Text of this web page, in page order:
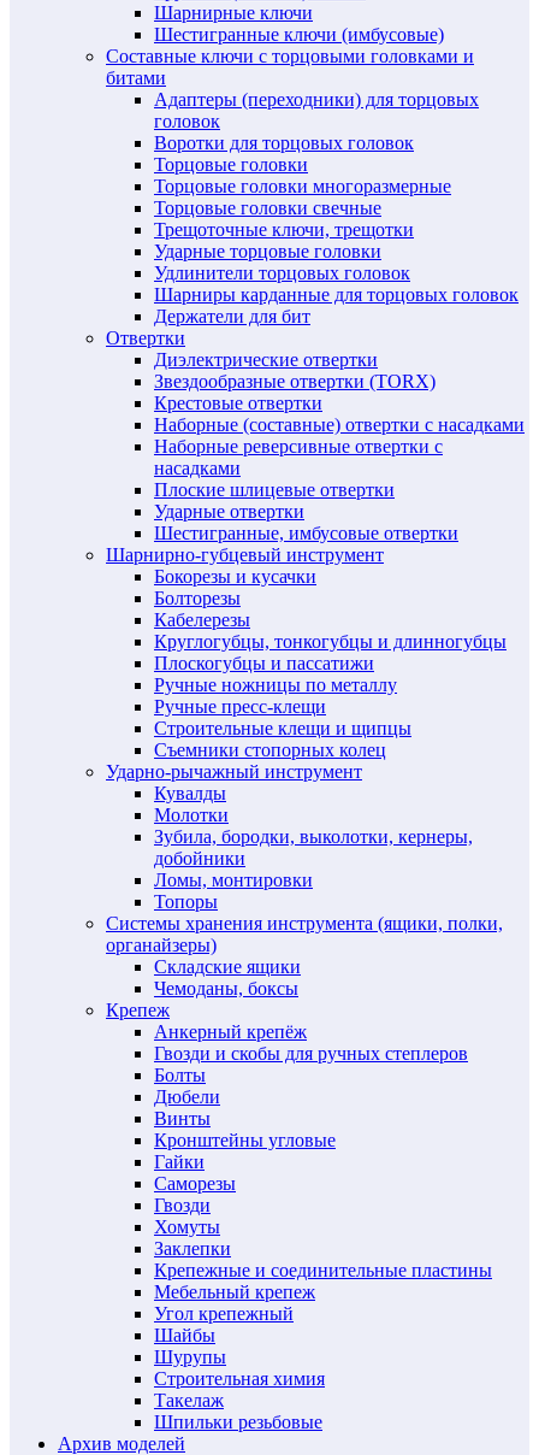
Шарнирные ключи
Шестигранные ключи (имбусовые)
Составные ключи с торцовыми головками и
битами
Адаптеры (переходники) для торцовых
головок
Воротки для торцовых головок
Торцовые головки
Торцовые головки многоразмерные
Торцовые головки свечные
Трещоточные ключи, трещотки
Ударные торцовые головки
Удлинители торцовых головок
Шарниры карданные для торцовых головок
Держатели для бит
Отвертки
Диэлектрические отвертки
Звездообразные отвертки (TORX)
Крестовые отвертки
Наборные (составные) отвертки с насадками
Наборные реверсивные отвертки с
насадками
Плоские шлицевые отвертки
Ударные отвертки
Шестигранные, имбусовые отвертки
Шарнирно-губцевый инструмент
Бокорезы и кусачки
Болторезы
Кабелерезы
Круглогубцы, тонкогубцы и длинногубцы
Плоскогубцы и пассатижи
Ручные ножницы по металлу
Ручные пресс-клещи
Строительные клещи и щипцы
Съемники стопорных колец
Ударно-рычажный инструмент
Кувалды
Молотки
Зубила, бородки, выколотки, кернеры,
добойники
Ломы, монтировки
Топоры
Системы хранения инструмента (ящики, полки,
органайзеры)
Складские ящики
Чемоданы, боксы
Крепеж
Анкерный крепёж
Гвозди и скобы для ручных степлеров
Болты
Дюбели
Винты
Кронштейны угловые
Гайки
Саморезы
Гвозди
Хомуты
Заклепки
Крепежные и соединительные пластины
Мебельный крепеж
Угол крепежный
Шайбы
Шурупы
Строительная химия
Такелаж
Шпильки резьбовые
Архив моделей